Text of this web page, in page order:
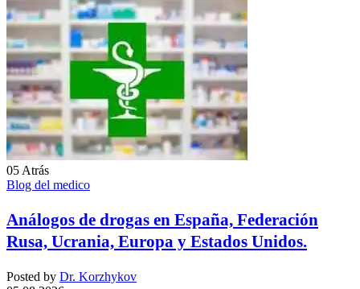
05 Atrás
Blog del medico
Análogos de drogas en España, Federación
Rusa, Ucrania, Europa y Estados Unidos.
Posted by Dr. Korzhykov